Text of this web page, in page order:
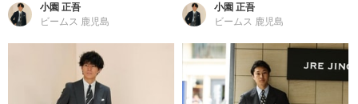
小園 正吾
ビームス 鹿児島
小園 正吾
ビームス 鹿児島